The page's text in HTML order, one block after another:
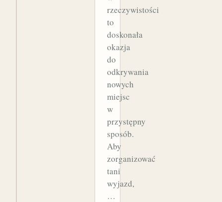
rzeczywistości
to
doskonała
okazja
do
odkrywania
nowych
miejsc
w
przystępny
sposób.
Aby
zorganizować
tani
wyjazd,
…